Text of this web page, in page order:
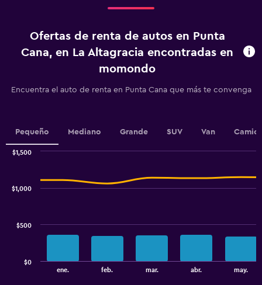
The
chart
axis
Range:
0
to
Ofertas de renta de autos en Punta
Cana, en La Altagracia encontradas en
momondo
Encuentra el auto de renta en Punta Cana que más te convenga
Pequeño Mediano Grande SUV Van
ene. feb. mar. abr. may.
$0
$500
$1,000
$1,500